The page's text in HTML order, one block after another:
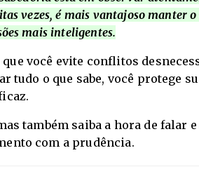
vezes, é mais vantajoso manter
mais inteligentes.
você evite conflitos
tudo o que sabe, você protege
também saiba a hora de falar
com a prudência.